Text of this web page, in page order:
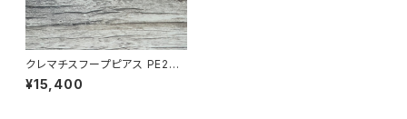
クレマチスフープピアス PE23-
050
¥15,400